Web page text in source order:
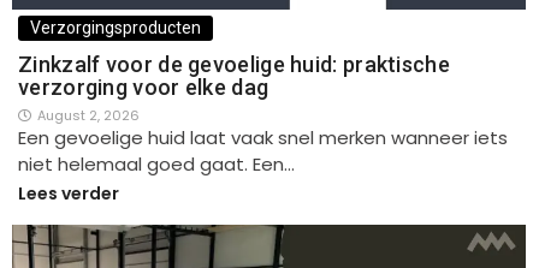
Verzorgingsproducten
Zinkzalf voor de gevoelige huid: praktische
verzorging voor elke dag
August 2, 2026
Een gevoelige huid laat vaak snel merken wanneer iets
niet helemaal goed gaat. Een…
Lees verder